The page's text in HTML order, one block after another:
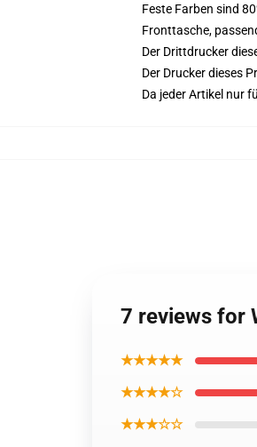
Feste Farben sind
Fronttasche,
Der Drittdrucker
Der Drucker dieses
Da jeder Artikel nur
7 reviews for
★★★★★
★★★★☆
★★★☆☆